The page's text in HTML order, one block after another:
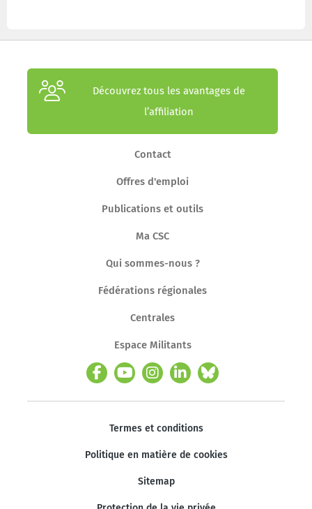
Découvrez tous les avantages de
l’affiliation
Contact
Offres d'emploi
Publications et outils
Ma CSC
Qui sommes-nous ?
Fédérations régionales
Centrales
Espace Militants
Termes et conditions
Politique en matière de cookies
Sitemap